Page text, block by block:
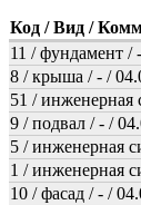
Код / Вид /
11 / фундамент /
8 / крыша / - /
51 / инженерная
9 / подвал / - /
5 / инженерная
1 / инженерная
10 / фасад / - /